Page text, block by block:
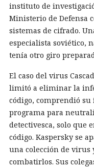
instituto de
Ministerio de Defensa
sistemas de cifrado.
especialista soviético,
tenía otro giro
El caso del virus
limitó a eliminar la
código, comprendió
programa para
detectivesca, solo que
código. Kaspersky se
una colección de virus
combatirlos. Sus